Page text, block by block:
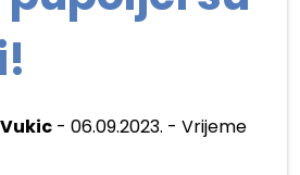
- 06.09.2023. - Vrijeme